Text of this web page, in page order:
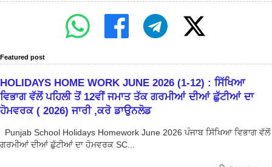
Featured post
HOLIDAYS HOME WORK JUNE 2026 (1-12) : ਸਿੱਖਿਆ
ਵਿਭਾਗ ਵੱਲੋਂ ਪਹਿਲੀ ਤੋਂ 12ਵੀਂ ਜਮਾਤ ਤੱਕ ਗਰਮੀਆਂ ਦੀਆਂ ਛੁੱਟੀਆਂ ਦਾ
ਹੋਮਵਰਕ ( 2026) ਜਾਰੀ ,ਕਰੋ ਡਾਉਨਲੋਡ
Punjab School Holidays Homework June 2026 ਪੰਜਾਬ ਸਿੱਖਿਆ ਵਿਭਾਗ ਵੱਲੋਂ
ਗਰਮੀਆਂ ਦੀਆਂ ਛੁੱਟੀਆਂ ਦਾ ਹੋਮਵਰਕ SC...